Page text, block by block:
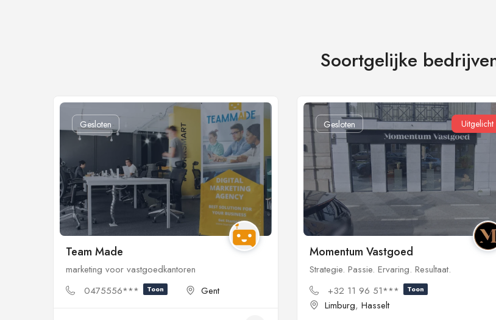
Soortgelijke
Gesloten
Team Made
marketing voor vastgoedkantoren
0475556***
Toon Gent
Gesloten Uitgelicht
Momentum Vastgoed
Strategie. Passie. Ervaring. Resultaat.
+32 11 96 51***
Toon
Limburg, Hasselt